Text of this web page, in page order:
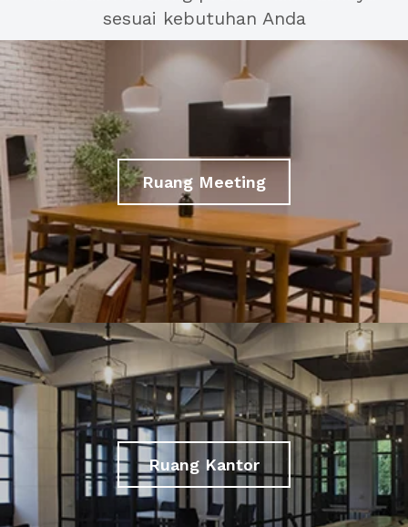
sesuai kebutuhan Anda
Ruang Meeting
Ruang Kantor